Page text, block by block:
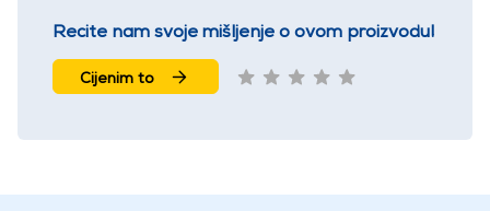
Recite nam svoje mišljenje o ovom proizvodu!
Cijenim to